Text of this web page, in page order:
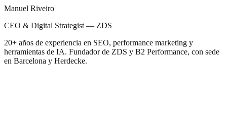
Manuel Riveiro
CEO & Digital Strategist — ZDS
20+ años de experiencia en SEO, performance marketing y
herramientas de IA. Fundador de ZDS y B2 Performance, con sede
en Barcelona y Herdecke.